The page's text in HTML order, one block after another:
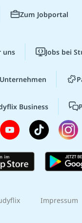
Zum Jobportal
uns Jobs bei
Business
Impressum